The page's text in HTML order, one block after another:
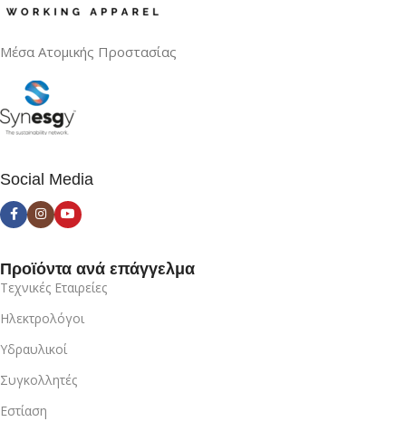
Μέσα Ατομικής Προστασίας
Social Media
Προϊόντα ανά επάγγελμα
Τεχνικές Εταιρείες
Ηλεκτρολόγοι
Υδραυλικοί
Συγκολλητές
Εστίαση